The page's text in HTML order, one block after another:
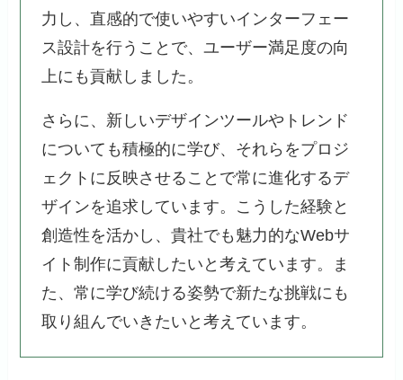
力し、直感的で使いやすいインターフェー
ス設計を行うことで、ユーザー満足度の向
上にも貢献しました。
さらに、新しいデザインツールやトレンド
についても積極的に学び、それらをプロジ
ェクトに反映させることで常に進化するデ
ザインを追求しています。こうした経験と
創造性を活かし、貴社でも魅力的なWebサ
イト制作に貢献したいと考えています。ま
た、常に学び続ける姿勢で新たな挑戦にも
取り組んでいきたいと考えています。